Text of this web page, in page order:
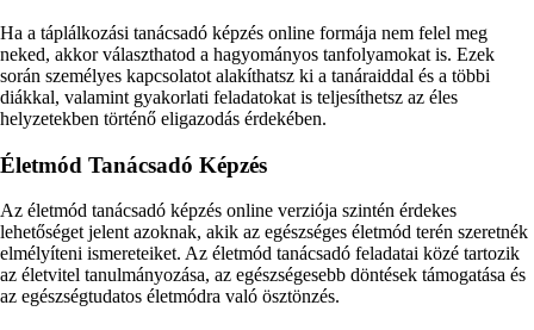
Ha a táplálkozási tanácsadó képzés online formája nem felel meg
neked, akkor választhatod a hagyományos tanfolyamokat is. Ezek
során személyes kapcsolatot alakíthatsz ki a tanáraiddal és a többi
diákkal, valamint gyakorlati feladatokat is teljesíthetsz az éles
helyzetekben történő eligazodás érdekében.
Életmód Tanácsadó Képzés
Az életmód tanácsadó képzés online verziója szintén érdekes
lehetőséget jelent azoknak, akik az egészséges életmód terén szeretnék
elmélyíteni ismereteiket. Az életmód tanácsadó feladatai közé tartozik
az életvitel tanulmányozása, az egészségesebb döntések támogatása és
az egészségtudatos életmódra való ösztönzés.